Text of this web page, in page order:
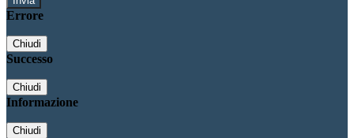
Errore
Chiudi
Successo
Chiudi
Informazione
Chiudi